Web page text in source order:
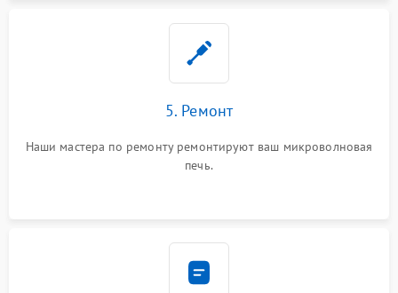
5. Ремонт
Наши мастера по ремонту ремонтируют ваш микроволновая
печь.